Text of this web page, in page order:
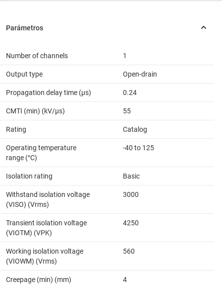
Number of channels 1
Output type Open-drain
Propagation delay time (µs) 0.24
CMTI (min) (kV/µs) 55
Rating Catalog
Operating temperature
range (°C)
-40 to 125
Isolation rating Basic
Withstand isolation voltage
(VISO) (Vrms)
3000
Transient isolation voltage
(VIOTM) (VPK)
4250
Working isolation voltage
(VIOWM) (Vrms)
560
Creepage (min) (mm) 4